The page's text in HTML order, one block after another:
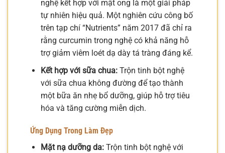
nghệ kết hợp với mật ong là một giải pháp
tự nhiên hiệu quả. Một nghiên cứu công bố
trên tạp chí “Nutrients” năm 2017 đã chỉ ra
rằng curcumin trong nghệ có khả năng hỗ
trợ giảm viêm loét dạ dày tá tràng đáng kể.
Kết hợp với sữa chua:Trộn tinh bột nghệ
với sữa chua không đường để tạo thành
một bữa ăn nhẹ bổ dưỡng, giúp hỗ trợ tiêu
hóa và tăng cường miễn dịch.
Ứng Dụng Trong Làm Đẹp
Mặt nạ dưỡng da:Trộn tinh bột nghệ với